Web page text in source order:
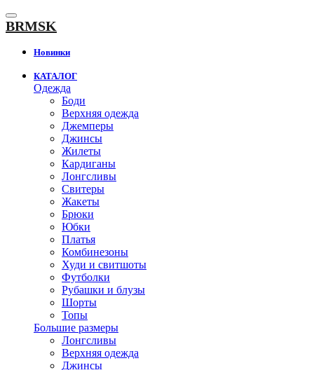
К
содержанию
BRMSK
Новинки
КАТАЛОГ
Одежда
Боди
Верхняя одежда
Джемперы
Джинсы
Жилеты
Кардиганы
Лонгсливы
Свитеры
Жакеты
Брюки
Юбки
Платья
Комбинезоны
Худи и свитшоты
Футболки
Рубашки и блузы
Шорты
Топы
Большие размеры
Лонгсливы
Верхняя одежда
Джинсы